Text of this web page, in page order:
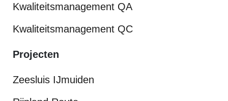
Kwaliteitsmanagement QA
Kwaliteitsmanagement QC
Projecten
Zeesluis IJmuiden